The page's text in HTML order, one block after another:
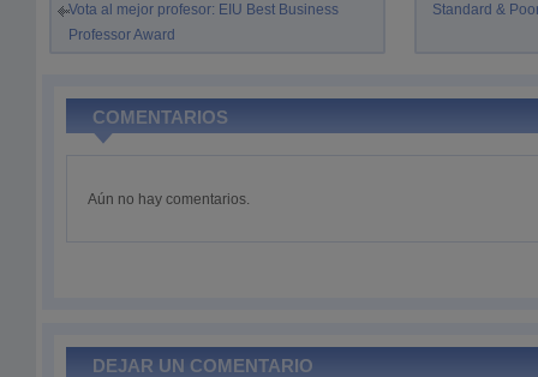
Vota al mejor profesor: EIU Best Business
Professor Award
Standard &
COMENTARIOS
Aún no hay comentarios.
DEJAR UN COMENTARIO